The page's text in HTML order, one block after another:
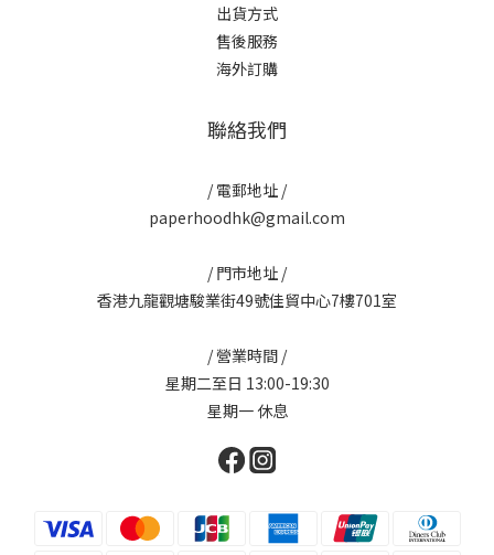
出貨方式
售後服務
海外訂購
聯絡我們
/ 電郵地址 /
paperhoodhk@gmail.com
/ 門市地址 /
香港九龍觀塘駿業街49號佳貿中心7樓701室
/ 營業時間 /
星期二至日 13:00-19:30
星期一 休息